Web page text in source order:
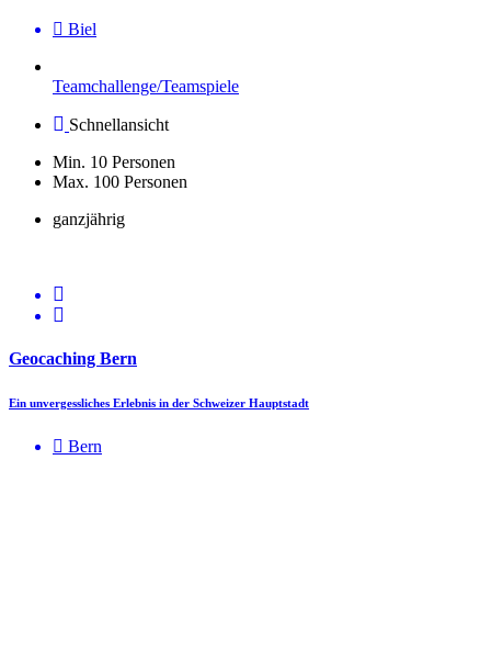
Biel
Teamchallenge/Teamspiele
Schnellansicht
Min. 10 Personen
Max. 100 Personen
ganzjährig
Geocaching Bern
Ein unvergessliches Erlebnis in der Schweizer Hauptstadt
Bern